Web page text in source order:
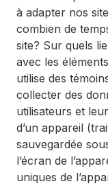
à adapter nos
combien de
site? Sur quels
avec les
utilise des
collecter des
utilisateurs et
d’un appareil
sauvegardée
l’écran de
uniques de